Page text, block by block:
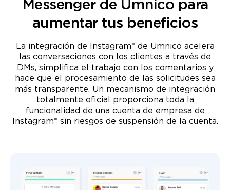
Messenger de Umnico para
aumentar tus beneficios
La integración de Instagram* de Umnico acelera
las conversaciones con los clientes a través de
DMs, simplifica el trabajo con los comentarios y
hace que el procesamiento de las solicitudes sea
más transparente. Un mecanismo de integración
totalmente oficial proporciona toda la
funcionalidad de una cuenta de empresa de
Instagram* sin riesgos de suspensión de la cuenta.